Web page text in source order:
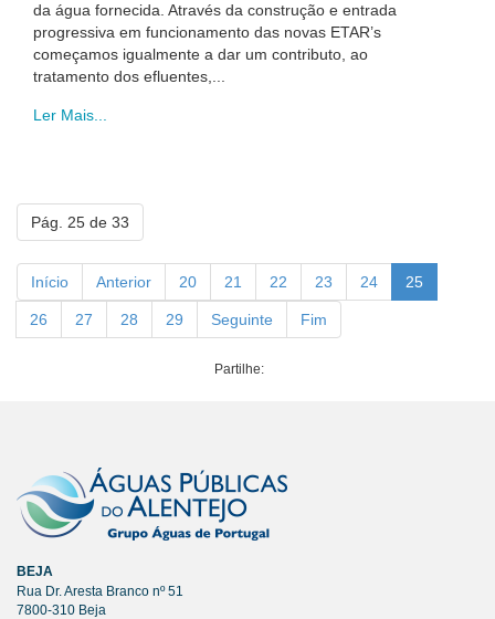
da água fornecida. Através da construção e entrada
progressiva em funcionamento das novas ETAR’s
começamos igualmente a dar um contributo, ao
tratamento dos efluentes,...
Ler Mais...
Pág. 25 de 33
Início Anterior 20 21 22 23 24 25
26 27 28 29 Seguinte Fim
Partilhe:
BEJA
Rua Dr. Aresta Branco nº 51
7800-310 Beja